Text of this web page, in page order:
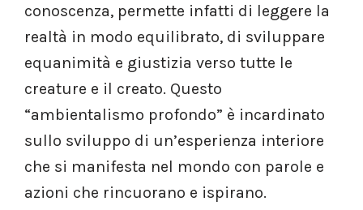
conoscenza, permette infatti di leggere la
realtà in modo equilibrato, di sviluppare
equanimità e giustizia verso tutte le
creature e il creato. Questo
“ambientalismo profondo” è incardinato
sullo sviluppo di un’esperienza interiore
che si manifesta nel mondo con parole e
azioni che rincuorano e ispirano.